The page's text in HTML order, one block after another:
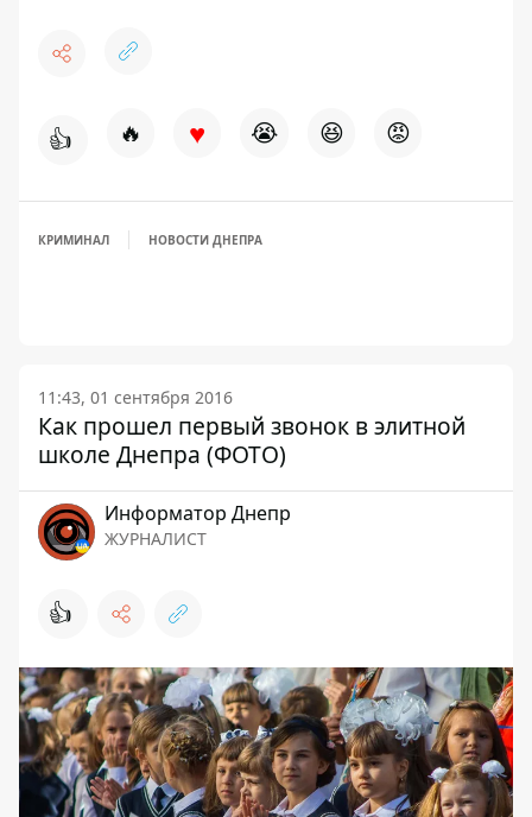
👍 🔥 ♥ 😭 😆 😡
КРИМИНАЛ НОВОСТИ ДНЕПРА
11:43, 01 сентября 2016
Как прошел первый звонок в элитной
школе Днепра (ФОТО)
Информатор Днепр
ЖУРНАЛИСТ
👍